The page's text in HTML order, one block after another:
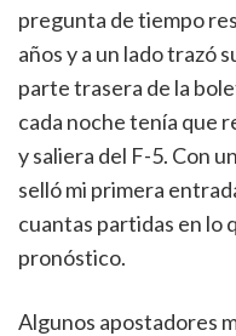
pregunta de tiempo
años y a un lado trazó
parte trasera de la
cada noche tenía que
y saliera del F-5. Con
selló mi primera
cuantas partidas en lo
pronóstico.
Algunos apostadores